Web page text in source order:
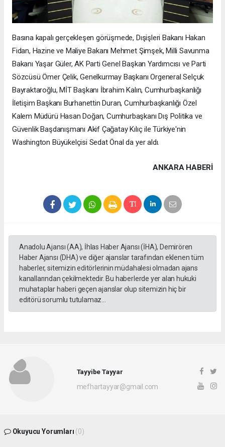
Basına kapalı gerçekleşen görüşmede, Dışişleri Bakanı Hakan
Fidan, Hazine ve Maliye Bakanı Mehmet Şimşek, Milli Savunma
Bakanı Yaşar Güler, AK Parti Genel Başkan Yardımcısı ve Parti
Sözcüsü Ömer Çelik, Genelkurmay Başkanı Orgeneral Selçuk
Bayraktaroğlu, MİT Başkanı İbrahim Kalın, Cumhurbaşkanlığı
İletişim Başkanı Burhanettin Duran, Cumhurbaşkanlığı Özel
Kalem Müdürü Hasan Doğan, Cumhurbaşkanı Dış Politika ve
Güvenlik Başdanışmanı Akif Çağatay Kılıç ile Türkiye'nin
Washington Büyükelçisi Sedat Önal da yer aldı.
ANKARA HABERİ
Anadolu Ajansı (AA), İhlas Haber Ajansı (İHA), Demirören
Haber Ajansı (DHA) ve diğer ajanslar tarafından eklenen tüm
haberler, sitemizin editörlerinin müdahalesi olmadan ajans
kanallarından çekilmektedir. Bu haberlerde yer alan hukuki
muhataplar haberi geçen ajanslar olup sitemizin hiç bir
editörü sorumlu tutulamaz...
Tayyibe Tayyar
mefhartayyar@gmail.com
Okuyucu Yorumları (0)